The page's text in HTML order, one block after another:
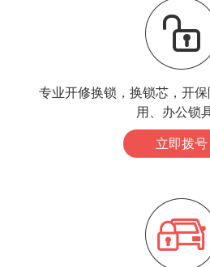
专业开修换锁，换锁芯，开
用、办公锁
立即拨号